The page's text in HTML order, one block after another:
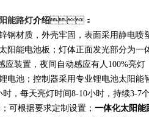
能路灯介绍：
材质，外壳牢固，表面采用静电
阳能电池板；灯体正面发光部分为一
，夜间自动感应有人100%亮灯，
；控制器采用专业锂电池太阳能智能控
，每天亮灯时间8-10小时，持续3-7
；可根据要求定制设置； 一体化太阳能